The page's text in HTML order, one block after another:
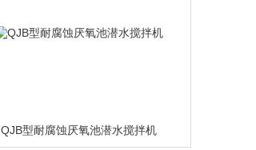
QJB型耐腐蚀厌氧池潜水搅拌机